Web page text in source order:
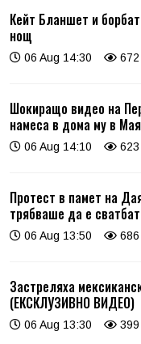
Кейт Бланшет и
нощ
06 Aug 14:30 672
Шокиращо видео на
намеса в дома му в
06 Aug 14:10 623
Протест в памет на
трябваше да е
06 Aug 13:50 686
Застреляха
(ЕКСКЛУЗИВНО ВИДЕО)
06 Aug 13:30 399